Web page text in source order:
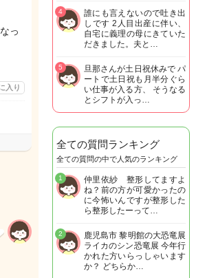
っ
入り
誰にも言えないので吐き出
しです 2人目出産に伴い、
自宅に義理の母にきていた
だきました。夫と…
4
旦那さんが土日祝休みで パ
ートで土日祝も月半分ぐら
い仕事が入る方、 そうなる
とシフトが入っ…
5
全ての質問ランキング
全ての質問の中で人気のランキング
仲里依紗 整形してますよ
ね？前の方が可愛かったの
に今怖いんですが整形した
ら整形したーって…
1
鹿児島市 黎明館の大恐竜展
ライカのシン恐竜展 今年行
かれた方いらっしゃいます
か？ どちらか…
2